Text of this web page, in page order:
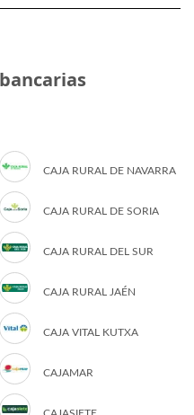
CAJA RURAL DE NAVARRA
CAJA RURAL DE SORIA
CAJA RURAL DEL SUR
CAJA RURAL JAÉN
CAJA VITAL KUTXA
CAJAMAR